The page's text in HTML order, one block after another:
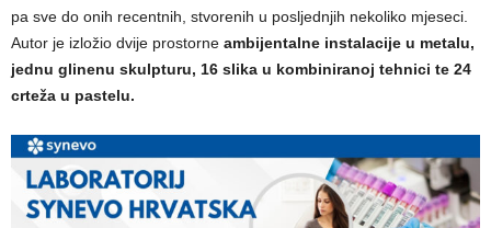
pa sve do onih recentnih, stvorenih u posljednjih nekoliko mjeseci.
Autor je izložio dvije prostorne ambijentalne instalacije u metalu,
jednu glinenu skulpturu, 16 slika u kombiniranoj tehnici te 24
crteža u pastelu.